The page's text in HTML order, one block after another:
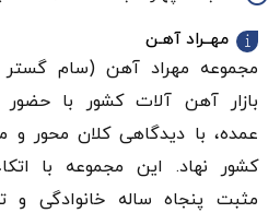
مهــراد آهـن
مجموعه مهراد آهن (سام گستر
بازار آهن‌ آلات کشور با
عمده، با دیدگاهی کلان محور و
کشور نهاد. این مجموعه با
مثبت پنجاه ساله خانوادگی و